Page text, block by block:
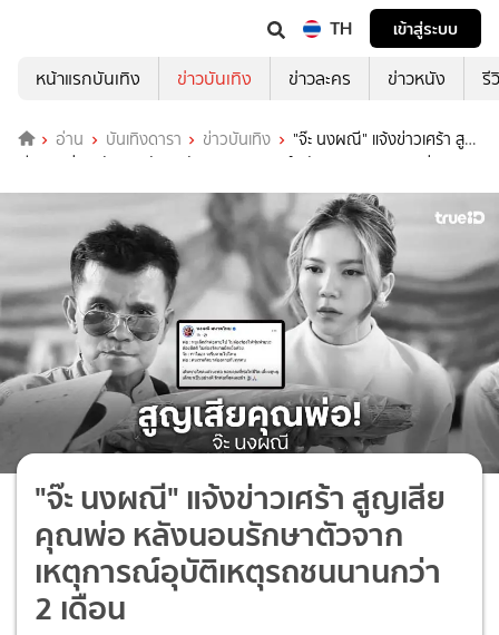
TH
เข้าสู่ระบบ
หน้าแรกบันเทิง
ข่าวบันเทิง ข่าวละคร ข่าวหนัง รี
อ่าน บันเทิงดารา ข่าวบันเทิง
"จ๊ะ นงผณี" แจ้งข่าวเศร้า สูญ
เสียคุณพ่อ หลังนอนรักษาตัวจากเหตุการณ์อุบัติเหตุรถชนนานกว่า 2
"จ๊ะ นงผณี" แจ้งข่าวเศร้า สูญเสีย
คุณพ่อ หลังนอนรักษาตัวจาก
เหตุการณ์อุบัติเหตุรถชนนานกว่า
2 เดือน